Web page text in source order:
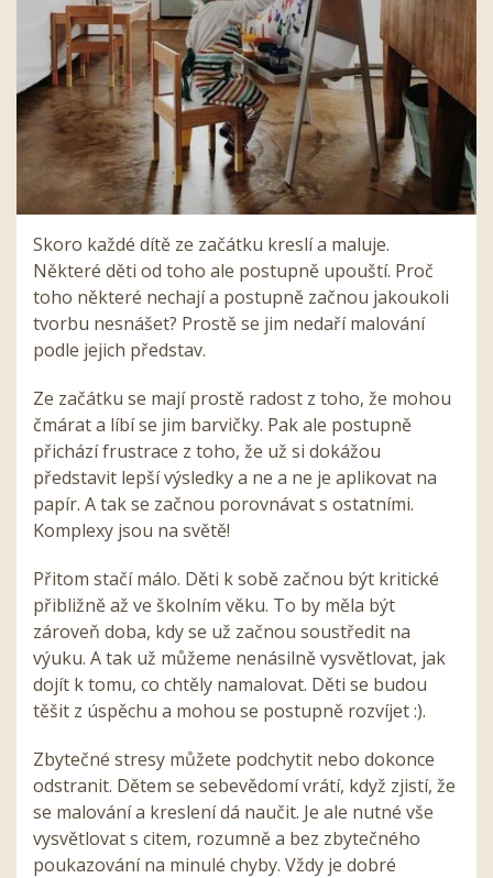
Skoro každé dítě ze začátku kreslí a maluje.
Některé děti od toho ale postupně upouští. Proč
toho některé nechají a postupně začnou jakoukoli
tvorbu nesnášet? Prostě se jim nedaří malování
podle jejich představ.
Ze začátku se mají prostě radost z toho, že mohou
čmárat a líbí se jim barvičky. Pak ale postupně
přichází frustrace z toho, že už si dokážou
představit lepší výsledky a ne a ne je aplikovat na
papír. A tak se začnou porovnávat s ostatními.
Komplexy jsou na světě!
Přitom stačí málo. Děti k sobě začnou být kritické
přibližně až ve školním věku. To by měla být
zároveň doba, kdy se už začnou soustředit na
výuku. A tak už můžeme nenásilně vysvětlovat, jak
dojít k tomu, co chtěly namalovat. Děti se budou
těšit z úspěchu a mohou se postupně rozvíjet :).
Zbytečné stresy můžete podchytit nebo dokonce
odstranit. Dětem se sebevědomí vrátí, když zjistí, že
se malování a kreslení dá naučit. Je ale nutné vše
vysvětlovat s citem, rozumně a bez zbytečného
poukazování na minulé chyby. Vždy je dobré